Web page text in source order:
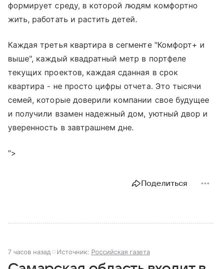
формирует среду, в которой людям комфортно
жить, работать и растить детей.
Каждая третья квартира в сегменте "Комфорт+ и
выше", каждый квадратный метр в портфеле
текущих проектов, каждая сданная в срок
квартира - не просто цифры отчета. Это тысячи
семей, которые доверили компании свое будущее
и получили взамен надежный дом, уютный двор и
уверенность в завтрашнем дне.
">
Поделиться
7 часов назад Источник: Российская газета